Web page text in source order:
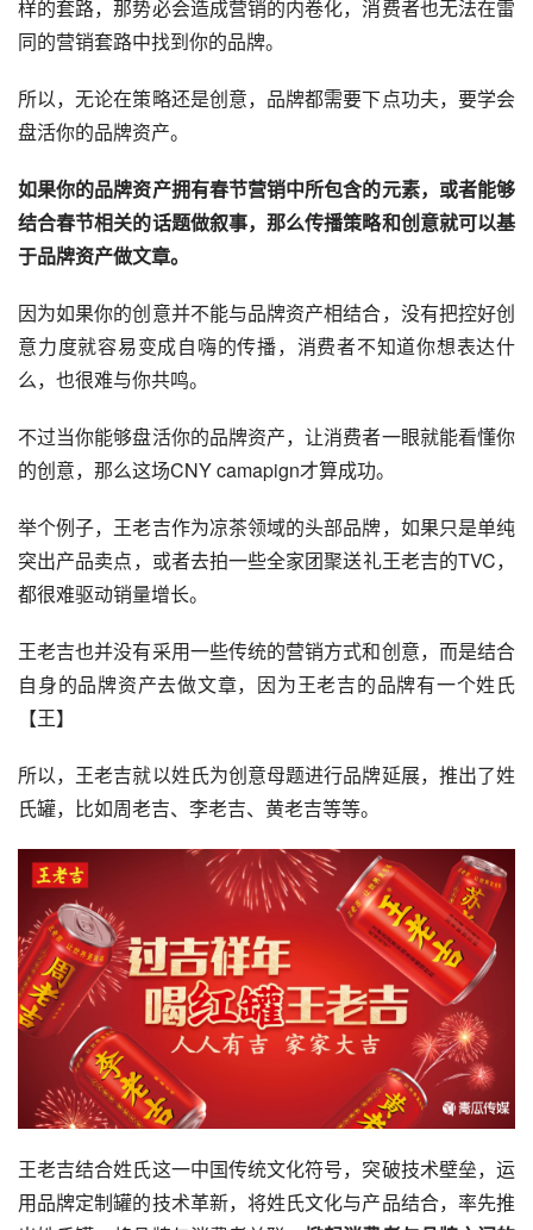
样的套路，那势必会造成营销的内卷化，消费者也无法在雷
同的营销套路中找到你的品牌。
所以，无论在策略还是创意，品牌都需要下点功夫，要学会
盘活你的品牌资产。
如果你的品牌资产拥有春节营销中所包含的元素，或者能够
结合春节相关的话题做叙事，那么传播策略和创意就可以基
于品牌资产做文章。
因为如果你的创意并不能与品牌资产相结合，没有把控好创
意力度就容易变成自嗨的传播，消费者不知道你想表达什
么，也很难与你共鸣。
不过当你能够盘活你的品牌资产，让消费者一眼就能看懂你
的创意，那么这场CNY camapign才算成功。
举个例子，王老吉作为凉茶领域的头部品牌，如果只是单纯
突出产品卖点，或者去拍一些全家团聚送礼王老吉的TVC，
都很难驱动销量增长。
王老吉也并没有采用一些传统的营销方式和创意，而是结合
自身的品牌资产去做文章，因为王老吉的品牌有一个姓氏
【王】
所以，王老吉就以姓氏为创意母题进行品牌延展，推出了姓
氏罐，比如周老吉、李老吉、黄老吉等等。
王老吉结合姓氏这一中国传统文化符号，突破技术壁垒，运
用品牌定制罐的技术革新，将姓氏文化与产品结合，率先推